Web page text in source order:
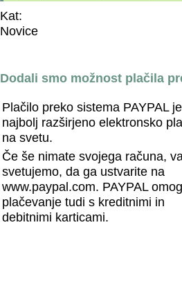
Kat:
Novice
Dodali smo možnost plačila
Plačilo preko sistema PAYPAL je
najbolj razširjeno elektronsko
na svetu.
Če še nimate svojega računa,
svetujemo, da ga ustvarite na
www.paypal.com. PAYPAL
plačevanje tudi s kreditnimi in
debitnimi karticami.